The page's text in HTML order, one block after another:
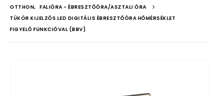
OTTHON, FALIÓRA - ÉBRESZTŐÓRA/ASZTALI ÓRA
TÜKÖR KIJELZŐS LED DIGITÁLIS ÉBRESZTŐÓRA HŐMÉRSÉKLET
FIGYELŐ FUNKCIÓVAL (BBV)